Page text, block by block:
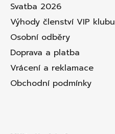
Svatba 2026
Výhody členství VIP klubu
Osobní odběry
Doprava a platba
Vrácení a reklamace
Obchodní podmínky